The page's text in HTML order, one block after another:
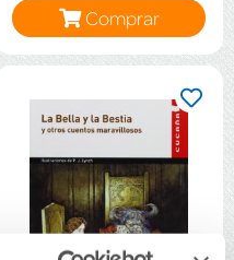
Comprar